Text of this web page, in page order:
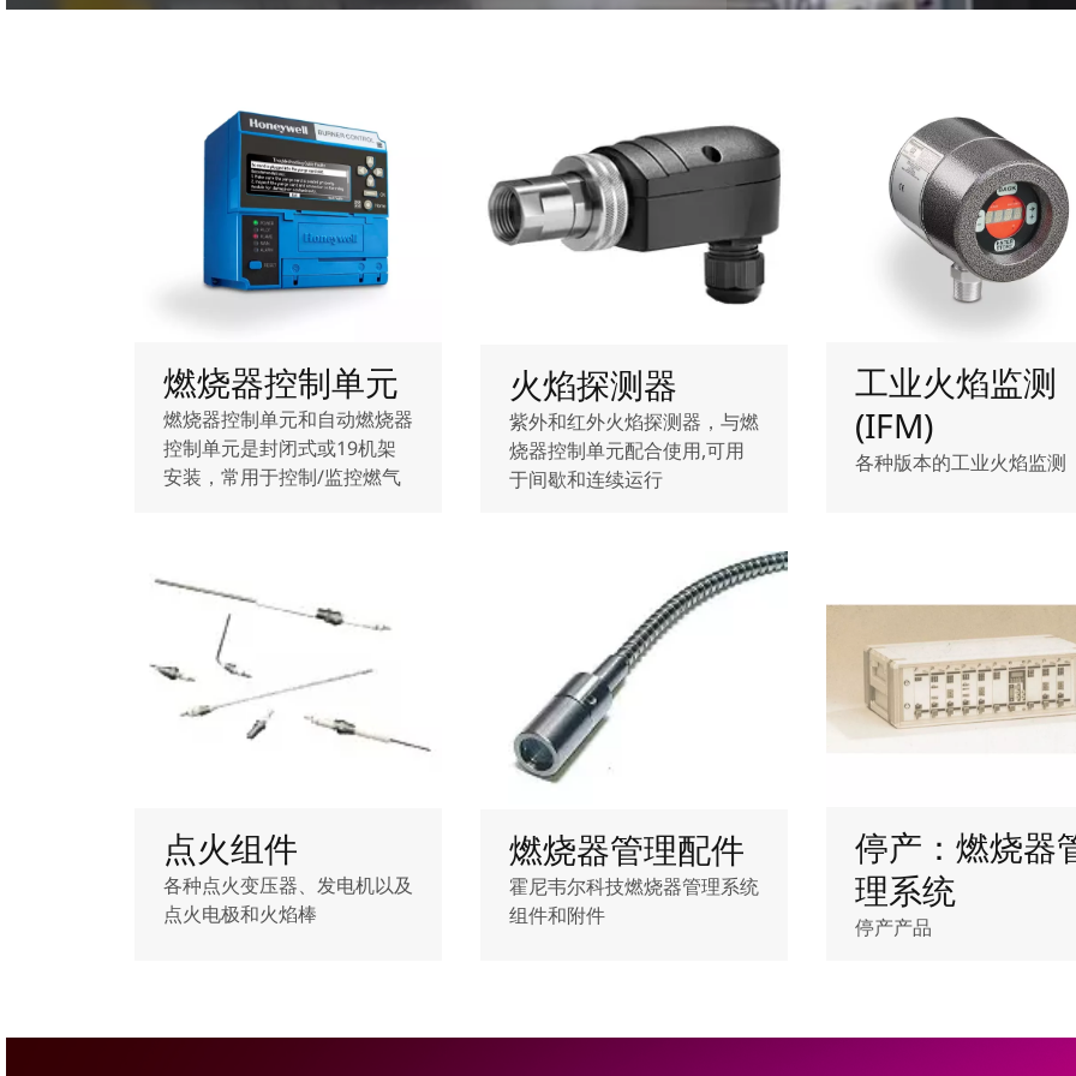
燃烧器控制单元
燃烧器控制单元和自动燃烧器
控制单元是封闭式或19机架
安装，常用于控制/监控燃气
火焰探测器
紫外和红外火焰探测器，与燃
烧器控制单元配合使用,可用
于间歇和连续运行
工业火焰监测
(IFM)
各种版本的工业火焰监测
点火组件
各种点火变压器、发电机以及
点火电极和火焰棒
燃烧器管理配件
霍尼韦尔科技燃烧器管理系统
组件和附件
停产：燃烧器
理系统
停产产品